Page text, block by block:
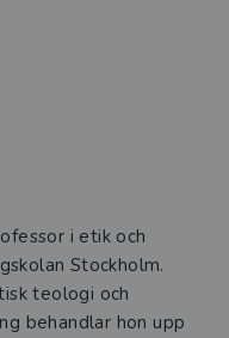
i etik och
Stockholm.
teologi och
behandlar hon upp